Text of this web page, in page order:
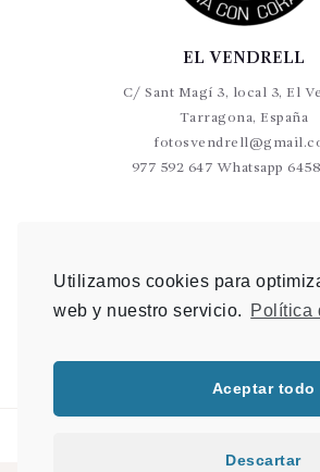
Utilizamos cookies para
web y nuestro servicio.
Política
Aceptar todo
Descartar
EL VENDRELL
C/ Sant Magí 3, local 3, El
Tarragona, España
977 592 647 Whatsapp
977 600 904 Whatsapp 648